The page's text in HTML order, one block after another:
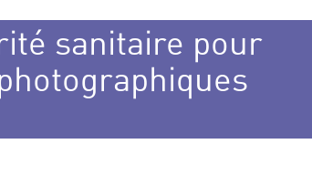
sanitaire pour